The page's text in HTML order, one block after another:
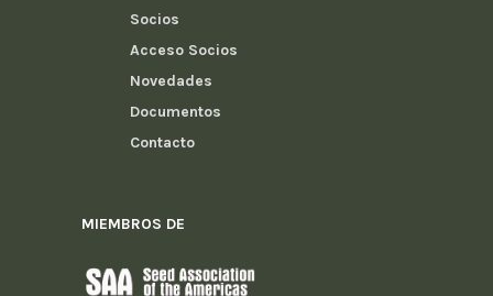
Socios
Acceso Socios
Novedades
Documentos
Contacto
MIEMBROS DE